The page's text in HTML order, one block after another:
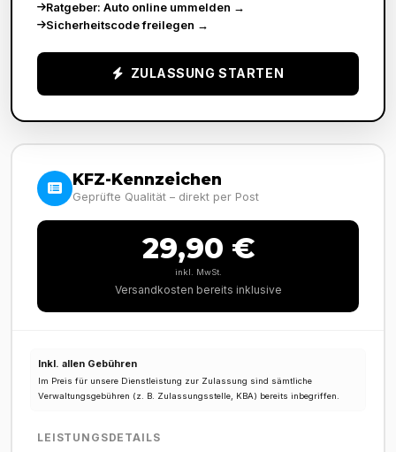
Ratgeber: Auto online ummelden →
Sicherheitscode freilegen →
ZULASSUNG STARTEN
KFZ-Kennzeichen
Geprüfte Qualität – direkt per Post
29,90 €
inkl. MwSt.
Versandkosten bereits inklusive
Inkl. allen Gebühren
Im Preis für unsere Dienstleistung zur Zulassung sind sämtliche
Verwaltungsgebühren (z. B. Zulassungsstelle, KBA) bereits inbegriffen.
LEISTUNGSDETAILS